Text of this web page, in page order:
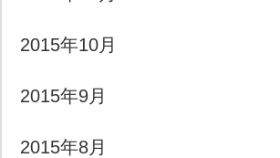
2015年10月
2015年9月
2015年8月